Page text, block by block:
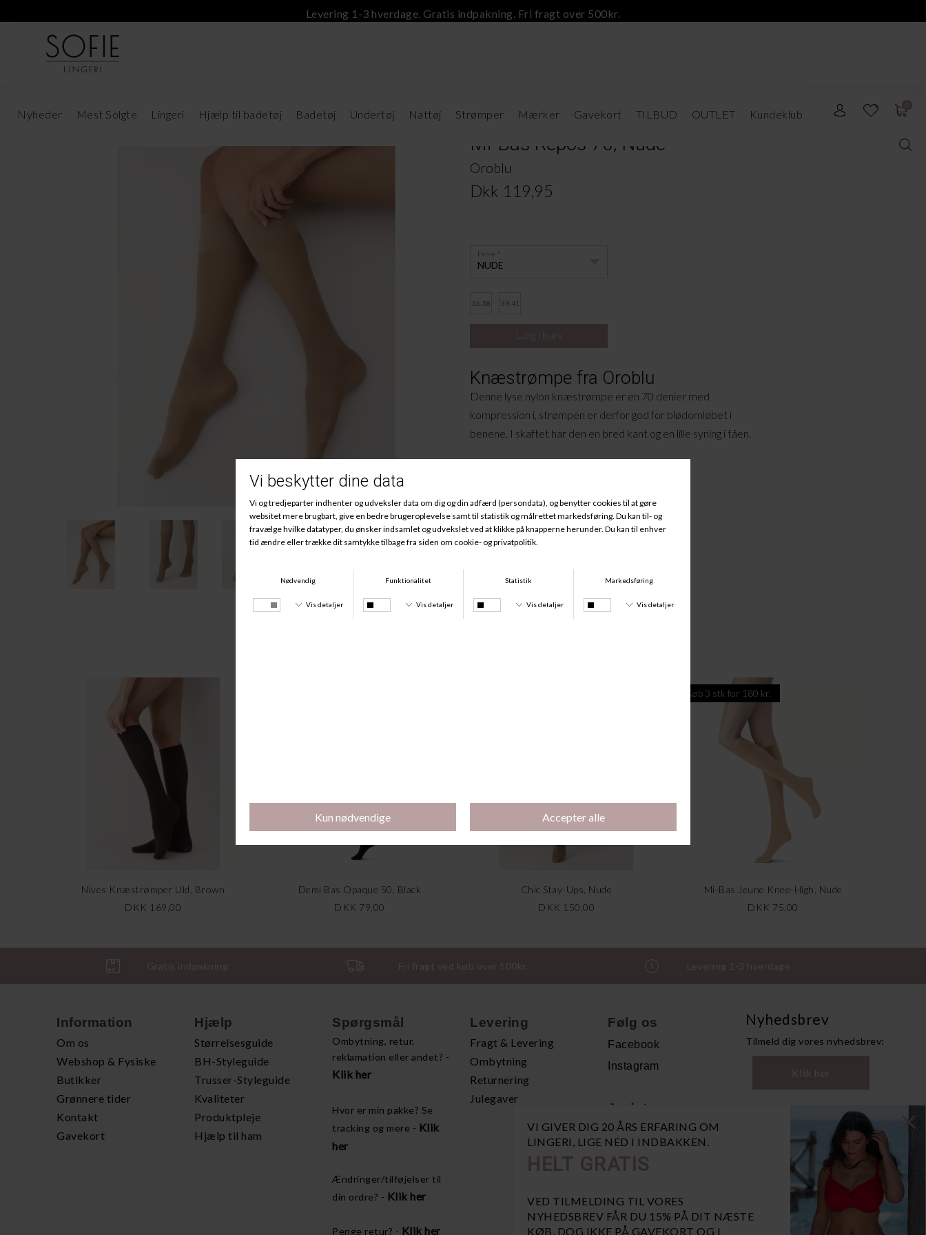
VI GIVER DIG 20 ÅRS ERFARING OM
LINGERI, LIGE NED I INDBAKKEN.
HELT GRATIS
VED TILMELDING TIL VORES
NYHEDSBREV FÅR DU 15% PÅ DIT NÆSTE
KØB, DOG IKKE PÅ GAVEKORT OG I
Levering 1-3 hverdage. Gratis indpakning. Fri fragt over 500kr.
Nyheder Mest Solgte Lingeri Hjælp til badetøj Badetøj Undertøj Nattøj Strømper Mærker Gavekort TILBUD OUTLET Kundeklub
Mi-Bas Repos 70, Nude
Oroblu
Dkk 119,95
NUDE
Farve
36-38 39-41
Knæstrømpe fra Oroblu
Denne lyse nylon knæstrømpe er en 70 denier med
kompression i, strømpen er derfor god for blødomløbet i
benene. I skaftet har den en bred kant og en lille syning i tåen.
Nives Knæstrømper Uld, Brown
DKK 169,00
Demi Bas Opaque 50, Black
DKK 79,00
Chic Stay-Ups, Nude
DKK 150,00
Køb 3 stk for 180 kr.
Mi-Bas Jeune Knee-High, Nude
DKK 75,00
Gratis indpakning Fri fragt ved køb over 500kr. Levering 1-3 hverdage
Information
Om os
Webshop & Fysiske
Butikker
Grønnere tider
Kontakt
Gavekort
Hjælp
Størrelsesguide
BH-Styleguide
Trusser-Styleguide
Kvaliteter
Produktpleje
Hjælp til ham
Spørgsmål
Ombytning, retur,
reklamation eller andet? -
Klik her
Hvor er min pakke? Se
tracking og mere - Klik
her
Ændringer/tilføjelser til
din ordre? - Klik her
Penge retur? - Klik her
Levering
Fragt & Levering
Ombytning
Returnering
Julegaver
Følg os
Facebook
Instagram
Andet
Handelsbetingelser
Åbn GDPR-popup
Nyhedsbrev
Tilmeld dig vores nyhedsbrev:
Klik her